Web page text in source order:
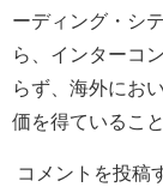
ーディング・シ
ら、インターコ
らず、海外にお
価を得ているこ